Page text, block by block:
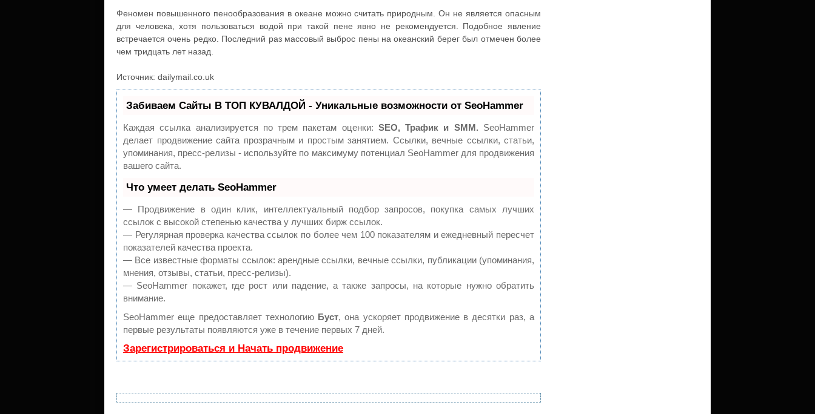
Феномен повышенного пенообразования в океане можно считать природным. Он не является опасным
для человека, хотя пользоваться водой при такой пене явно не рекомендуется. Подобное явление
встречается очень редко. Последний раз массовый выброс пены на океанский берег был отмечен более
чем тридцать лет назад.
Источник: dailymail.co.uk
Забиваем Сайты В ТОП КУВАЛДОЙ - Уникальные возможности от SeoHammer
Каждая ссылка анализируется по трем пакетам оценки: SEO, Трафик и SMM. SeoHammer
делает продвижение сайта прозрачным и простым занятием. Ссылки, вечные ссылки, статьи,
упоминания, пресс-релизы - используйте по максимуму потенциал SeoHammer для продвижения
вашего сайта.
Что умеет делать SeoHammer
— Продвижение в один клик, интеллектуальный подбор запросов, покупка самых лучших
ссылок с высокой степенью качества у лучших бирж ссылок.
— Регулярная проверка качества ссылок по более чем 100 показателям и ежедневный пересчет
показателей качества проекта.
— Все известные форматы ссылок: арендные ссылки, вечные ссылки, публикации (упоминания,
мнения, отзывы, статьи, пресс-релизы).
— SeoHammer покажет, где рост или падение, а также запросы, на которые нужно обратить
внимание.
SeoHammer еще предоставляет технологию Буст, она ускоряет продвижение в десятки раз, а
первые результаты появляются уже в течение первых 7 дней.
Зарегистрироваться и Начать продвижение